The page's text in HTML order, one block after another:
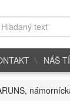
NÁŠ